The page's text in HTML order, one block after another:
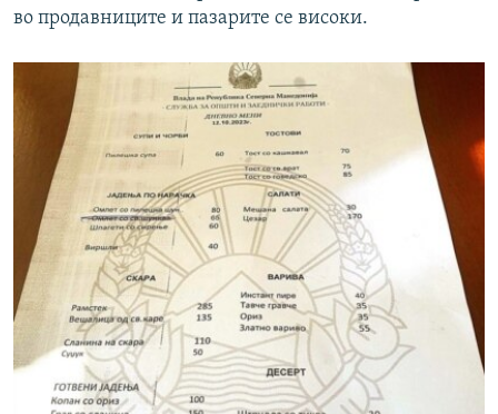
во продавниците и пазарите се високи.